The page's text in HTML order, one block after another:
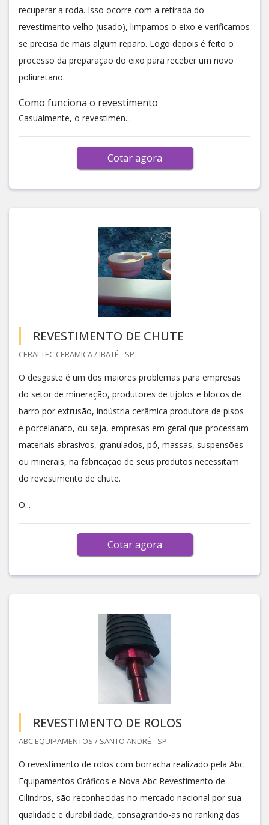
recuperar a roda. Isso ocorre com a retirada do
revestimento velho (usado), limpamos o eixo e verificamos
se precisa de mais algum reparo. Logo depois é feito o
processo da preparação do eixo para receber um novo
poliuretano.
Como funciona o revestimento
Casualmente, o revestimen...
Cotar agora
REVESTIMENTO DE CHUTE
CERALTEC CERAMICA / IBATÉ - SP
O desgaste é um dos maiores problemas para empresas
do setor de mineração, produtores de tijolos e blocos de
barro por extrusão, indústria cerâmica produtora de pisos
e porcelanato, ou seja, empresas em geral que processam
materiais abrasivos, granulados, pó, massas, suspensões
ou minerais, na fabricação de seus produtos necessitam
do revestimento de chute.
O...
Cotar agora
REVESTIMENTO DE ROLOS
ABC EQUIPAMENTOS / SANTO ANDRÉ - SP
O revestimento de rolos com borracha realizado pela Abc
Equipamentos Gráficos e Nova Abc Revestimento de
Cilindros, são reconhecidas no mercado nacional por sua
qualidade e durabilidade, consagrando-as no ranking das